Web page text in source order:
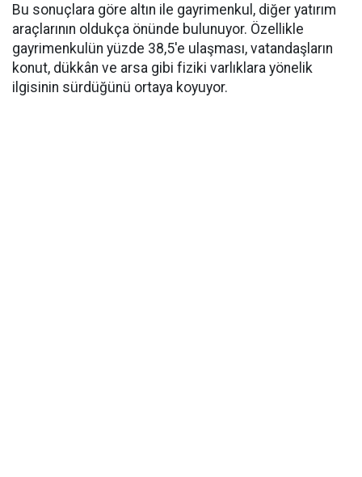
Bu sonuçlara göre altın ile gayrimenkul, diğer yatırım
araçlarının oldukça önünde bulunuyor. Özellikle
gayrimenkulün yüzde 38,5'e ulaşması, vatandaşların
konut, dükkân ve arsa gibi fiziki varlıklara yönelik
ilgisinin sürdüğünü ortaya koyuyor.